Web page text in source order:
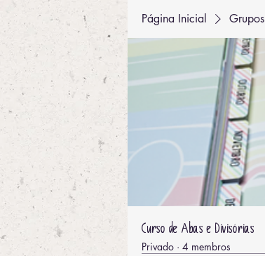
Página Inicial Grupos
Curso de Abas e Divisórias
Privado · 4 membros